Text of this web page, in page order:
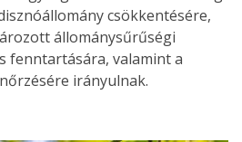
csökkentésére,
állománysűrűségi
fenntartására, valamint a
irányulnak.